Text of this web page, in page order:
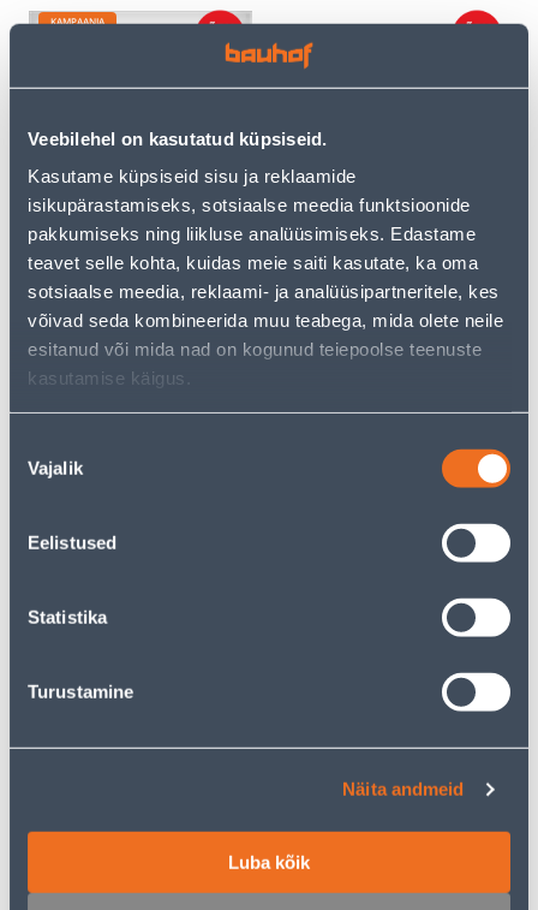
Veebilehel on kasutatud küpsiseid.
Kasutame küpsiseid sisu ja reklaamide
isikupärastamiseks, sotsiaalse meedia funktsioonide
pakkumiseks ning liikluse analüüsimiseks. Edastame
teavet selle kohta, kuidas meie saiti kasutate, ka oma
sotsiaalse meedia, reklaami- ja analüüsipartneritele, kes
võivad seda kombineerida muu teabega, mida olete neile
esitanud või mida nad on kogunud teiepoolse teenuste
kasutamise käigus.
valik
Vajalik
Eelistused
Statistika
Turustamine
Näita andmeid
Luba kõik
KAMPAANIA
RAAM 2-NE VILMA QR
VALGE KLAAS
19.99 €
11.99 € / tk
RAAM 3-NE VILMA QR
14.00 € /tk
19
RAAM 2-NE VILMA QR
RAAM 1-NE VILMA QR
5.00 €